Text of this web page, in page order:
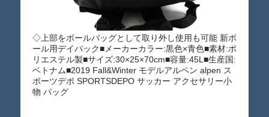
◇上部をボールバッグとして取り外し使用も可能 新ボ
ール用デイパック■メーカーカラー:黒色×青色■素材:ポ
リエステル製■サイズ:30×25×70cm■容量:45L■生産国:
ベトナム■2019 Fall&Winter モデルアルペン alpen ス
ポーツデポ SPORTSDEPO サッカー アクセサリー小
物 バッグ